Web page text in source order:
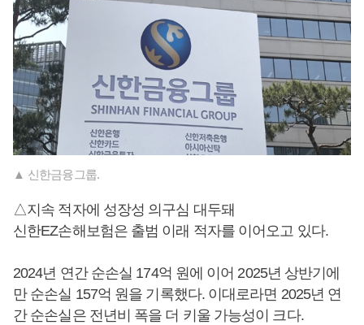
▲ 신한금융그룹.
​△지속 적자에 성장성 의구심 대두돼
신한EZ손해보험은 출범 이래 적자를 이어오고 있다.
2024년 연간 순손실 174억 원에 이어 2025년 상반기에
만 순손실 157억 원을 기록했다. 이대로라면 2025년 연
간 순손실은 전년비 폭을 더 키울 가능성이 크다.